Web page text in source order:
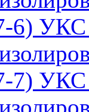
6) УКС
7) УКС